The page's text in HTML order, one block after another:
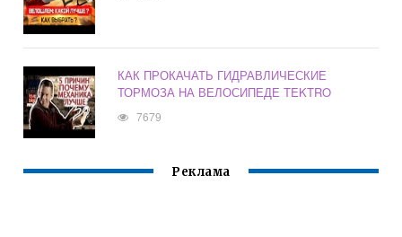
КАК ПРОКАЧАТЬ ГИДРАВЛИЧЕСКИЕ
ТОРМОЗА НА ВЕЛОСИПЕДЕ TEKTRO
7679
Реклама